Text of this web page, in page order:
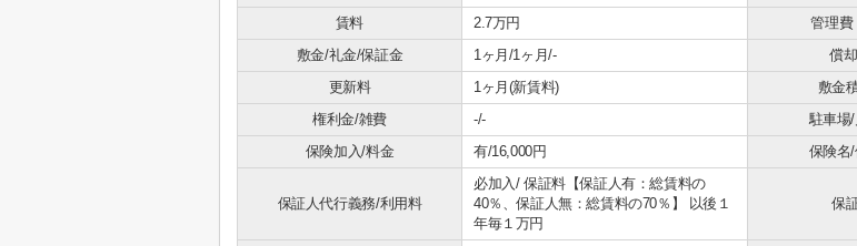
賃料 2.7万円 管理費
敷金/礼金/保証金
1ヶ月/1ヶ月/- 償
更新料
1ヶ月(新賃料) 敷金
権利金/雑費
-/- 駐車場
保険加入/料金
有/16,000円 保険名
保証人代行義務/利用料
必加入/保証料【保証人有：総賃料の
40％、保証人無：総賃料の70％】 以後１
年毎１万円
保